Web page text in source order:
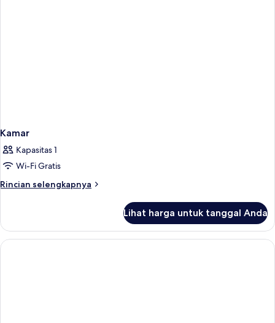
Kamar
Kapasitas 1
Wi-Fi Gratis
Rincian selengkapnya
Rincian
Kamar
Lihat harga untuk tanggal Anda